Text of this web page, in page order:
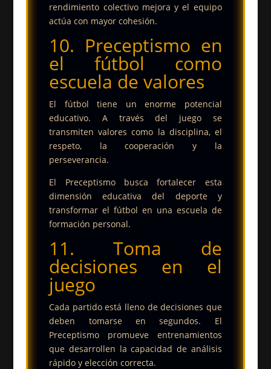
rendimiento colectivo mejora y el equipo
actúa con mayor cohesión.
10. Preceptismo en
el fútbol como
escuela de valores
El fútbol tiene un enorme potencial
educativo. A través del juego se
transmiten valores como la disciplina, el
respeto, la cooperación y la
perseverancia.
El Preceptismo busca fortalecer esta
dimensión educativa del deporte y
transformar el fútbol en una escuela de
formación personal.
11. Toma de
decisiones en el
juego
Cada partido está lleno de decisiones que
deben tomarse en segundos. El
Preceptismo promueve entrenamientos
que desarrollen la capacidad de análisis
rápido y elección correcta.